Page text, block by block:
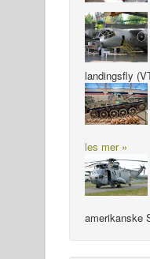
landingsfly
les mer »
amerikanske